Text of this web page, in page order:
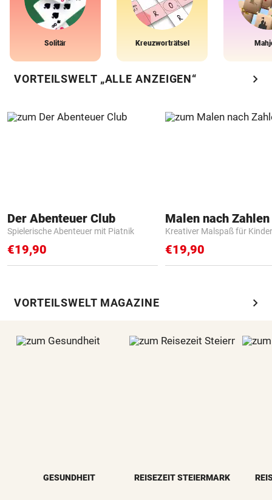
Solitär Kreuzworträtsel
VORTEILSWELT „ALLE ANZEIGEN“ chevron_right
Der Abenteuer Club
Spielerische Abenteuer mit Piatnik
€19,90
Kreativer Malspaß für Kinder
€19,90
VORTEILSWELT MAGAZINE chevron_right
GESUNDHEIT REISEZEIT STEIERMARK